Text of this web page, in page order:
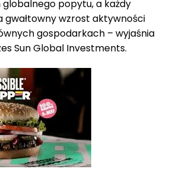
popytu, a każdy
gwałtowny wzrost aktywności
gospodarkach – wyjaśnia
Sun Global Investments.